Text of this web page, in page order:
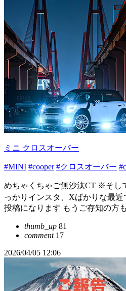
ミニ クロスオーバー
#MINI #cooper #クロスオーバー
めちゃくちゃご無沙汰CT ※そし
っかりインスタ、Xばかりな最近
投稿になります もうご存知の方
thumb_up 81
comment17
2026/04/05 12:06